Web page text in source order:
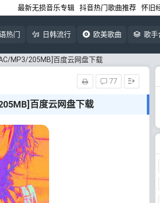
最新无损音乐专辑 抖音热门歌曲推荐 怀旧
热门 日韩流行 欧美歌曲 歌手
MP3/205MB]百度云网盘下载
百度云网盘下载
77